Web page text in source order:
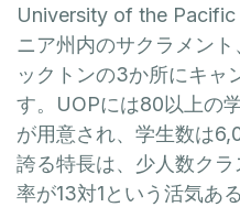
University of the Pacific
ニア州内のサクラメン
ックトンの3か所にキャ
す。UOPには80以上の
が用意され、学生数は
誇る特長は、少人数ク
率が13対1という活気あ